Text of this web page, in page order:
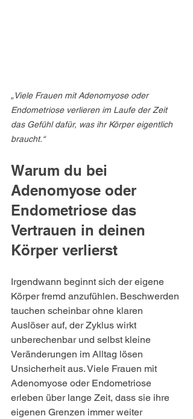
„Viele Frauen mit Adenomyose oder
Endometriose verlieren im Laufe der Zeit
das Gefühl dafür, was ihr Körper eigentlich
braucht.“
Warum du bei
Adenomyose oder
Endometriose das
Vertrauen in deinen
Körper verlierst
Irgendwann beginnt sich der eigene
Körper fremd anzufühlen. Beschwerden
tauchen scheinbar ohne klaren
Auslöser auf, der Zyklus wirkt
unberechenbar und selbst kleine
Veränderungen im Alltag lösen
Unsicherheit aus. Viele Frauen mit
Adenomyose oder Endometriose
erleben über lange Zeit, dass sie ihre
eigenen Grenzen immer weiter